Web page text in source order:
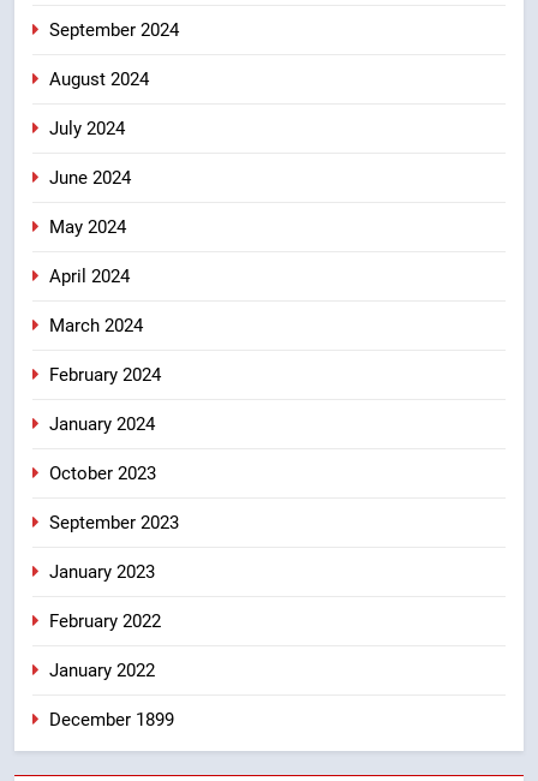
September 2024
August 2024
July 2024
June 2024
May 2024
April 2024
March 2024
February 2024
January 2024
October 2023
September 2023
January 2023
February 2022
January 2022
December 1899